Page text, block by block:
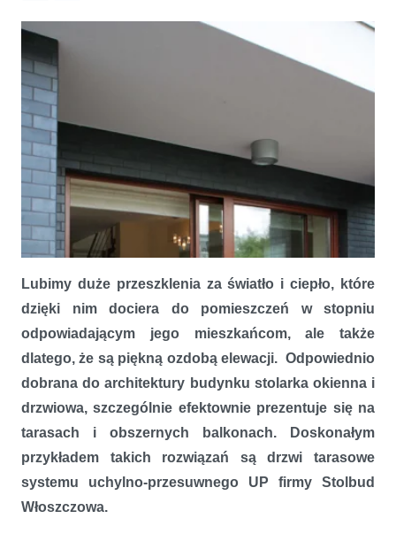
Lubimy duże przeszklenia za światło i ciepło, które
dzięki nim dociera do pomieszczeń w stopniu
odpowiadającym jego mieszkańcom, ale także
dlatego, że są piękną ozdobą elewacji. Odpowiednio
dobrana do architektury budynku stolarka okienna i
drzwiowa, szczególnie efektownie prezentuje się na
tarasach i obszernych balkonach. Doskonałym
przykładem takich rozwiązań są drzwi tarasowe
systemu uchylno-przesuwnego UP firmy Stolbud
Włoszczowa.